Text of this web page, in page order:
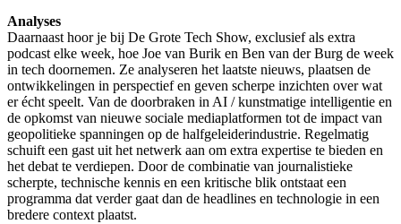
Analyses
Daarnaast hoor je bij De Grote Tech Show, exclusief als extra
podcast elke week, hoe Joe van Burik en Ben van der Burg de week
in tech doornemen. Ze analyseren het laatste nieuws, plaatsen de
ontwikkelingen in perspectief en geven scherpe inzichten over wat
er écht speelt. Van de doorbraken in AI / kunstmatige intelligentie en
de opkomst van nieuwe sociale mediaplatformen tot de impact van
geopolitieke spanningen op de halfgeleiderindustrie. Regelmatig
schuift een gast uit het netwerk aan om extra expertise te bieden en
het debat te verdiepen. Door de combinatie van journalistieke
scherpte, technische kennis en een kritische blik ontstaat een
programma dat verder gaat dan de headlines en technologie in een
bredere context plaatst.